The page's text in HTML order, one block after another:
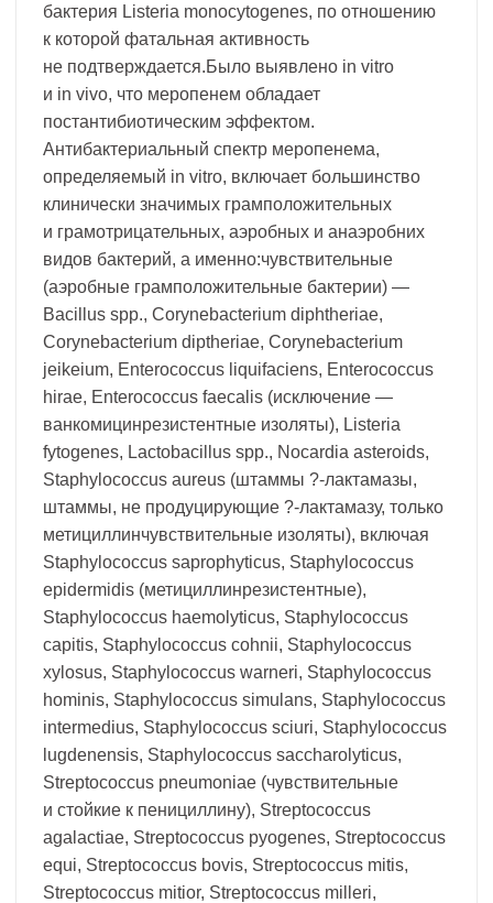
бактерия Listeria monocytogenes, по отношению
к которой фатальная активность
не подтверждается.Было выявлено in vitro
и in vivo, что меропенем обладает
постантибиотическим эффектом.
Антибактериальный спектр меропенема,
определяемый in vitro, включает большинство
клинически значимых грамположительных
и грамотрицательных, аэробных и анаэробних
видов бактерий, а именно:чувствительные
(аэробные грамположительные бактерии) —
Bacillus spp., Corynebacterium diphtheriae,
Corynebacterium diptheriae, Corynebacterium
jeikeium, Enterococcus liquifaciens, Enterococcus
hirae, Enterococcus faecalis (исключение —
ванкомицинрезистентные изоляты), Listeria
fytogenes, Lactobacillus spp., Nocardia asteroids,
Staphylococcus aureus (штаммы ?-лактамазы,
штаммы, не продуцирующие ?-лактамазу, только
метициллинчувствительные изоляты), включая
Staphylococcus saprophyticus, Staphylococcus
epidermidis (метициллинрезистентные),
Staphylococcus haemolyticus, Staphylococcus
capitis, Staphylococcus cohnii, Staphylococcus
xylosus, Staphylococcus warneri, Staphylococcus
hominis, Staphylococcus simulans, Staphylococcus
intermedius, Staphylococcus sciuri, Staphylococcus
lugdenensis, Staphylococcus saccharolyticus,
Streptococcus pneumoniae (чувствительные
и стойкие к пенициллину), Streptococcus
agalactiae, Streptococcus pyogenes, Streptococcus
equi, Streptococcus bovis, Streptococcus mitis,
Streptococcus mitior, Streptococcus milleri,